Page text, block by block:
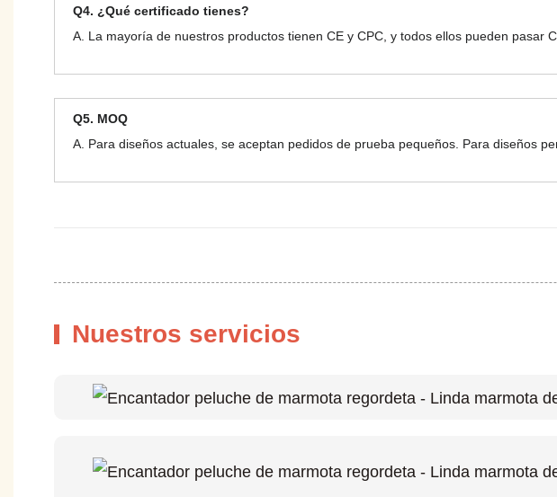
Q4. ¿Qué certificado tienes?
A. La mayoría de nuestros productos tienen CE y CPC, y todos ellos pueden pasar
Q5. MOQ
A. Para diseños actuales, se aceptan pedidos de prueba pequeños. Para diseños
Nuestros servicios